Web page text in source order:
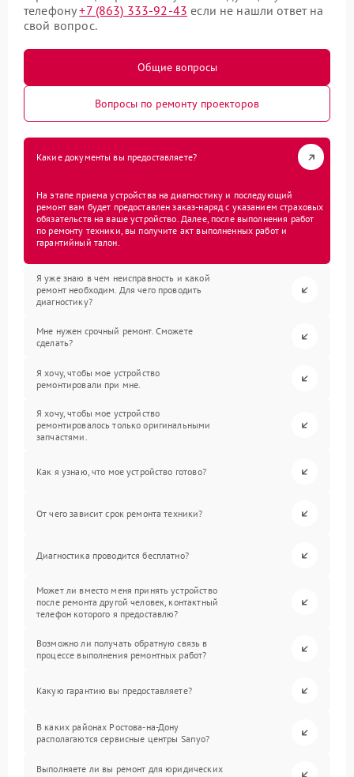
телефону+7 (863) 333-92-43 если не нашли ответ на
свой вопрос.
Общие вопросы
Вопросы по ремонту проекторов
Какие документы вы предоставляете?
На этапе приема устройства на диагностику и последующий
ремонт вам будет предоставлен заказ-наряд с указанием страховых
обязательств на ваше устройство. Далее, после выполнения работ
по ремонту техники, вы получите акт выполненных работ и
гарантийный талон.
Я уже знаю в чем неисправность и какой
ремонт необходим. Для чего проводить
диагностику?
Мне нужен срочный ремонт. Сможете
сделать?
Я хочу, чтобы мое устройство
ремонтировали при мне.
Я хочу, чтобы мое устройство
ремонтировалось только оригинальными
запчастями.
Как я узнаю, что мое устройство готово?
От чего зависит срок ремонта техники?
Диагностика проводится бесплатно?
Может ли вместо меня принять устройство
после ремонта другой человек, контактный
телефон которого я предоставлю?
Возможно ли получать обратную связь в
процессе выполнения ремонтных работ?
Какую гарантию вы предоставляете?
В каких районах Ростова-на-Дону
располагаются сервисные центры Sanyo?
Выполняете ли вы ремонт для юридических